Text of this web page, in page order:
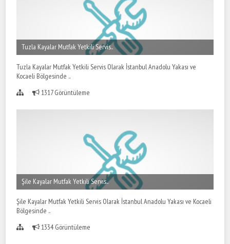
Tuzla Kayalar Mutfak Yetkili Servis..
Tuzla Kayalar Mutfak Yetkili Servis Olarak İstanbul Anadolu Yakası ve
Kocaeli Bölgesinde ..
1317 Görüntüleme
Şile Kayalar Mutfak Yetkili Servis..
Şile Kayalar Mutfak Yetkili Servis Olarak İstanbul Anadolu Yakası ve Kocaeli
Bölgesinde ..
1334 Görüntüleme